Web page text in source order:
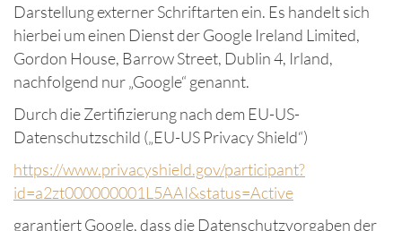
Darstellung externer Schriftarten ein. Es handelt sich
hierbei um einen Dienst der Google Ireland Limited,
Gordon House, Barrow Street, Dublin 4, Irland,
nachfolgend nur „Google“ genannt.
Durch die Zertifizierung nach dem EU-US-
Datenschutzschild („EU-US Privacy Shield“)
https://www.privacyshield.gov/participant?
id=a2zt000000001L5AAI&status=Active
garantiert Google, dass die Datenschutzvorgaben der